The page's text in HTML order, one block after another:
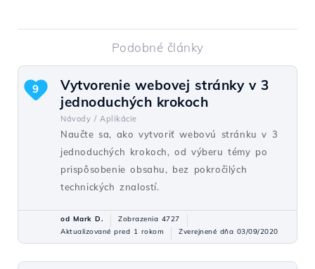
Podobné články
Vytvorenie webovej stránky v 3
jednoduchých krokoch
Návody / Aplikácie
Naučte sa, ako vytvoriť webovú stránku v 3
jednoduchých krokoch, od výberu témy po
prispôsobenie obsahu, bez pokročilých
technických znalostí.
9
od Mark D.
Zobrazenia 4727
Aktualizované pred 1 rokom
Zverejnené dňa 03/09/2020